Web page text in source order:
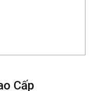
Cấp